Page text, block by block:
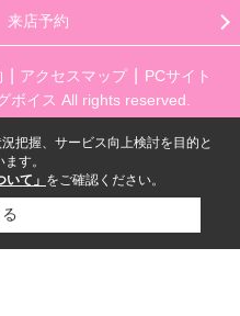
来店予約
アクセスマップ
PCサイト
ボイス All rights reserved.
把握、サービス向上検討を目的と
す。
て」 をご確認ください。